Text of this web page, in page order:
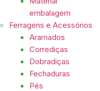
embalagem
Ferragens e Acessórios
Aramados
Corrediças
Dobradiças
Fechaduras
Pés